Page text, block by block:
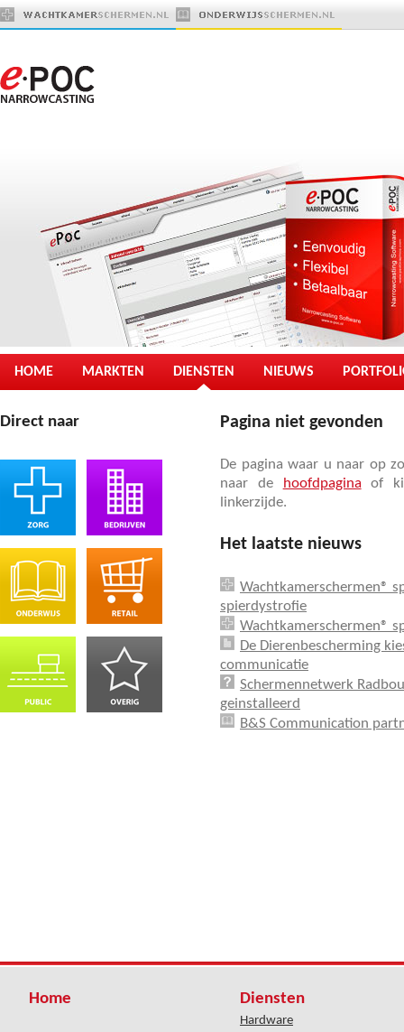
HOME MARKTEN DIENSTEN NIEUWS
Direct naar Pagina niet gevonden
De pagina waar u naar op
naar de
hoofdpagina of
linkerzijde.
Het laatste nieuws
Wachtkamerschermen®
spierdystrofie
Wachtkamerschermen®
De Dierenbescherming
communicatie
Schermennetwerk
geinstalleerd
B&S Communication
Home Diensten
Hardware